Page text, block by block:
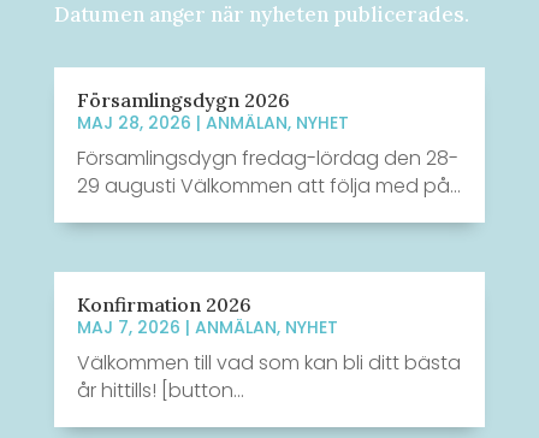
Datumen anger när nyheten publicerades.
Församlingsdygn 2026
MAJ 28, 2026 | ANMÄLAN, NYHET
Församlingsdygn fredag-lördag den 28-
29 augusti Välkommen att följa med på...
Konfirmation 2026
MAJ 7, 2026 | ANMÄLAN, NYHET
Välkommen till vad som kan bli ditt bästa
år hittills! [button...